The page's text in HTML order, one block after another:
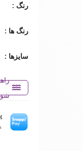
رنگ :
رنگ ها :
سایزها :
شو
۴ قسط بدون